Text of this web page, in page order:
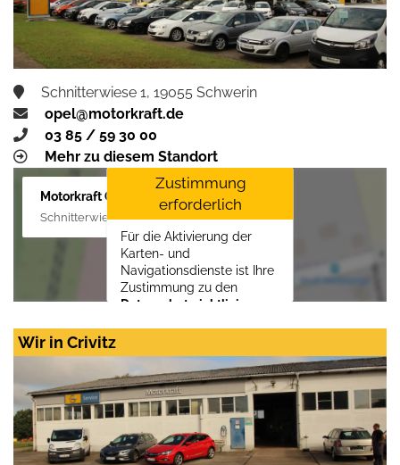
Schnitterwiese 1, 19055 Schwerin
opel@motorkraft.de
03 85 / 59 30 00
Mehr zu diesem Standort
Motorkraft GmbH
Schnitterwiese 1, 19055 Schwerin
Zustimmung
erforderlich
Für die Aktivierung der
Karten- und
Navigationsdienste ist Ihre
Zustimmung zu den
Datenschutzrichtlinien
Zustimmen und
aktivieren
Wir in Crivitz